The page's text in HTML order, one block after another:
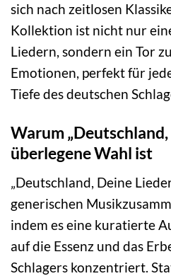
sich nach zeitlosen
Kollektion ist nicht nur
Liedern, sondern ein Tor
Emotionen, perfekt für
Tiefe des deutschen
Warum
überlegene Wahl ist
„Deutschland, Deine
generischen
indem es eine kuratierte
auf die Essenz und das
Schlagers konzentriert.